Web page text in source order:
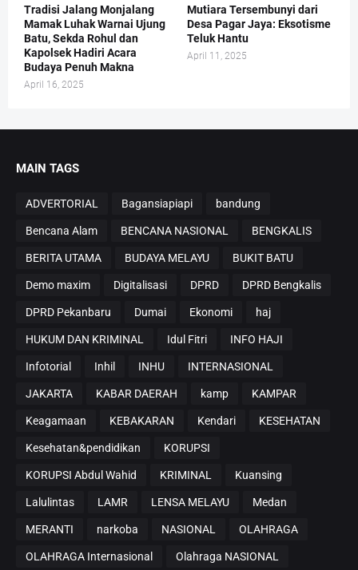
Tradisi Jalang Monjalang
Mamak Luhak Warnai Ujung
Batu, Sekda Rohul dan
Kapolsek Hadiri Acara
Budaya Penuh Makna
April 16, 2025
Mutiara Tersembunyi dari
Desa Pagar Jaya: Eksotisme
Teluk Hantu
April 11, 2025
MAIN TAGS
ADVERTORIAL Bagansiapiapi bandung
Bencana Alam BENCANA NASIONAL BENGKALIS
BERITA UTAMA BUDAYA MELAYU BUKIT BATU
Demo maxim Digitalisasi DPRD DPRD Bengkalis
DPRD Pekanbaru Dumai Ekonomi haj
HUKUM DAN KRIMINAL Idul Fitri INFO HAJI
Infotorial Inhil INHU INTERNASIONAL
JAKARTA KABAR DAERAH kamp KAMPAR
Keagamaan KEBAKARAN Kendari KESEHATAN
Kesehatan&pendidikan KORUPSI
KORUPSI Abdul Wahid KRIMINAL Kuansing
Lalulintas LAMR LENSA MELAYU Medan
MERANTI narkoba NASIONAL OLAHRAGA
OLAHRAGA Internasional Olahraga NASIONAL